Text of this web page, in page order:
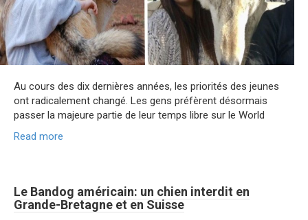
Au cours des dix dernières années, les priorités des jeunes
ont radicalement changé. Les gens préfèrent désormais
passer la majeure partie de leur temps libre sur le World
Read more
Le Bandog américain: un chien interdit en
Grande-Bretagne et en Suisse